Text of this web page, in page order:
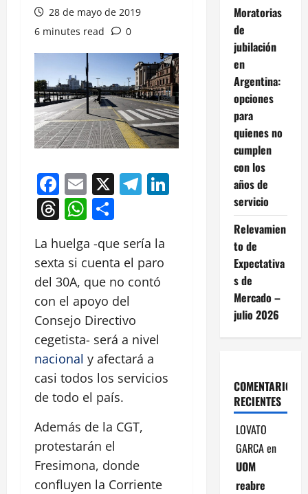
28 de mayo de 2019
6 minutes read
0
Facebook
Email
X Telegram
LinkedIn
Threads
WhatsApp
La huelga -que sería la
sexta si cuenta el paro
del 30A, que no contó
con el apoyo del
Consejo Directivo
cegetista- será a nivel
nacional y afectará a
casi todos los servicios
de todo el país.
Además de la CGT,
protestarán el
Fresimona, donde
confluyen la Corriente
Moratorias
de
jubilación
en
Argentina:
opciones
para
quienes no
cumplen
con los
años de
servicio
Relevamien
to de
Expectativa
s de
Mercado –
julio 2026
COMENTARIOS
RECIENTES
LOVATO
GARCAen
UOM
reabre